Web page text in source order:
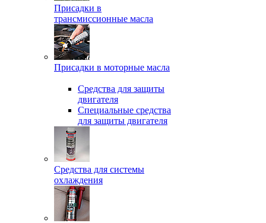
Присадки в
трансмиссионные масла
Присадки в моторные масла
Средства для защиты
двигателя
Специальныe средства
для защиты двигателя
Средства для системы
охлаждения